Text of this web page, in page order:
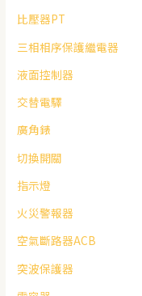
比壓器PT
三相相序保護繼電器
液面控制器
交替電驛
廣角錶
切換開關
指示燈
火災警報器
空氣斷路器ACB
突波保護器